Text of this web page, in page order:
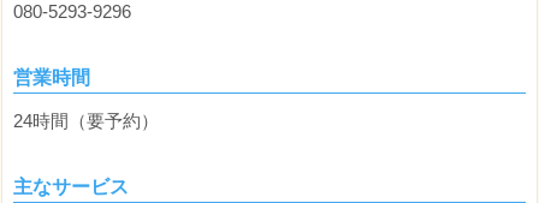
080-5293-9296
営業時間
24時間（要予約）
主なサービス